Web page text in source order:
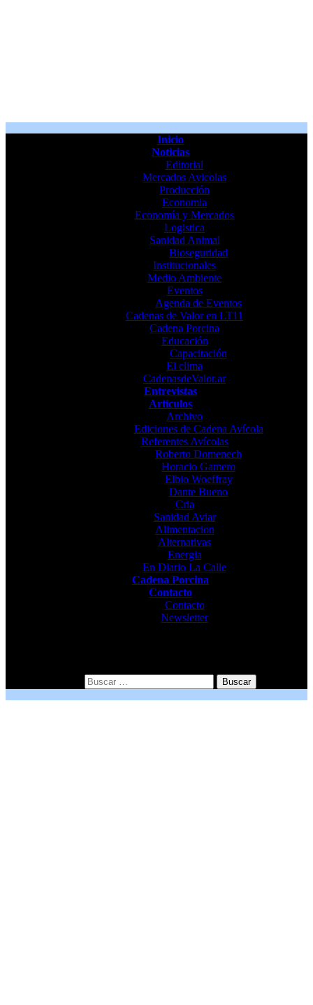
Inicio
Noticias
Editorial
Mercados Avicolas
Producción
Economia
Economía y Mercados
Logistica
Sanidad Animal
Bioseguridad
Institucionales
Medio Ambiente
Eventos
Agenda de Eventos
Cadenas de Valor en LT11
Cadena Porcina
Educación
Capacitación
El clima
CadenasdeValor.ar
Entrevistas
Artículos
Archivo
Ediciones de Cadena Avícola
Referentes Avícolas
Roberto Domenech
Horacio Gamero
Elbio Woeffray
Dante Bueno
Cria
Sanidad Aviar
Alimentacion
Alternativas
Energia
En Diario La Calle
Cadena Porcina
Contacto
Contacto
Newsletter
Buscar: